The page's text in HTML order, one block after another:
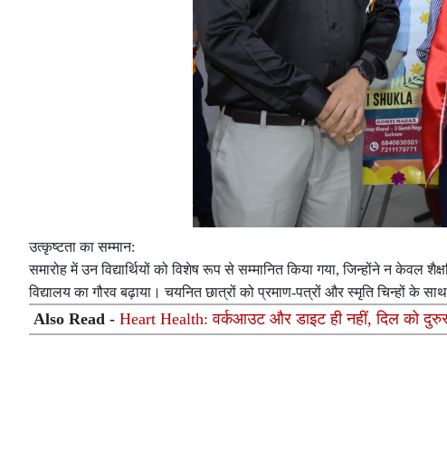
उत्कृष्टता का सम्मान:
समारोह में उन विद्यार्थियों को विशेष रूप से सम्मानित किया गया, जिन्होंने न केवल
विद्यालय का गौरव बढ़ाया। चयनित छात्रों को प्रमाण-पत्रों और स्मृति चिन्हों के
Also Read - Heart Health: वर्कआउट और डाइट ही नहीं, दिल को